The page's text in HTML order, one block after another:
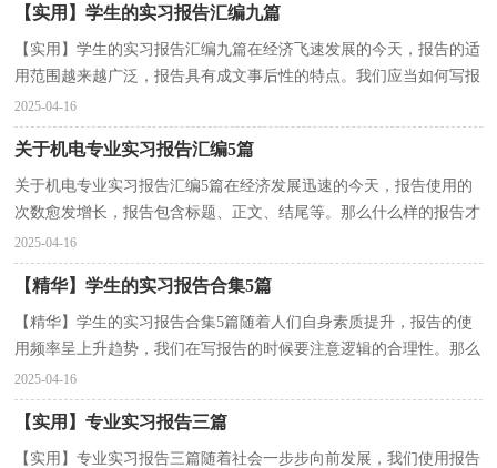
【实用】学生的实习报告汇编九篇
【实用】学生的实习报告汇编九篇在经济飞速发展的今天，报告的适
用范围越来越广泛，报告具有成文事后性的特点。我们应当如何写报
告呢？以下是小编为大家收集的学生的实习报告9篇，...
2025-04-16
关于机电专业实习报告汇编5篇
关于机电专业实习报告汇编5篇在经济发展迅速的今天，报告使用的
次数愈发增长，报告包含标题、正文、结尾等。那么什么样的报告才
是有效的呢？以下是小编整理的机电专业实习报告5篇...
2025-04-16
【精华】学生的实习报告合集5篇
【精华】学生的实习报告合集5篇随着人们自身素质提升，报告的使
用频率呈上升趋势，我们在写报告的时候要注意逻辑的合理性。那么
报告应该怎么写才合适呢？下面是小编收集整理的学...
2025-04-16
【实用】专业实习报告三篇
【实用】专业实习报告三篇随着社会一步步向前发展，我们使用报告